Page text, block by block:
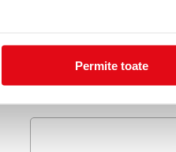
Permite toate